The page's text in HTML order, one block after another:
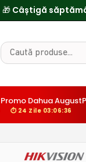
🎁 Câștigă
Promo Dahua August
⏱ 24 Zile 03:06:36